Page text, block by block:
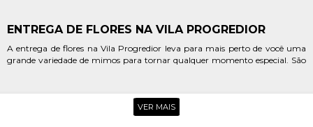
ENTREGA DE FLORES NA VILA PROGREDIOR
A entrega de flores na Vila Progredior leva para mais perto de você uma
grande variedade de mimos para tornar qualquer momento especial. São
VER MAIS